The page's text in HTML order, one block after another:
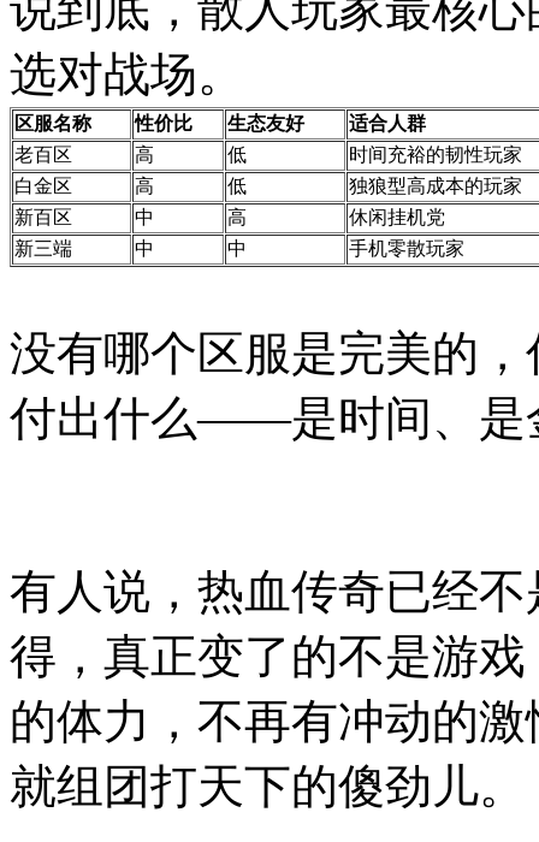
选对战场。
区服名称 性价比 生态友好
适合人群
老百区
高 低
时间充裕的韧性玩家
白金区
高 低
独狼型高成本的玩家
新百区
中 高
休闲挂机党
新三端
中 中 手机零散玩家
没有哪个区服是完美的
付出什么——是时间、是
有人说，热血传奇已经
得，真正变了的不是游
的体力，不再有冲动的
就组团打天下的傻劲儿。